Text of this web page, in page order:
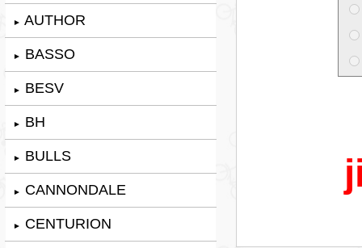
► AUTHOR
► BASSO
► BESV
► BH
► BULLS
► CANNONDALE
► CENTURION